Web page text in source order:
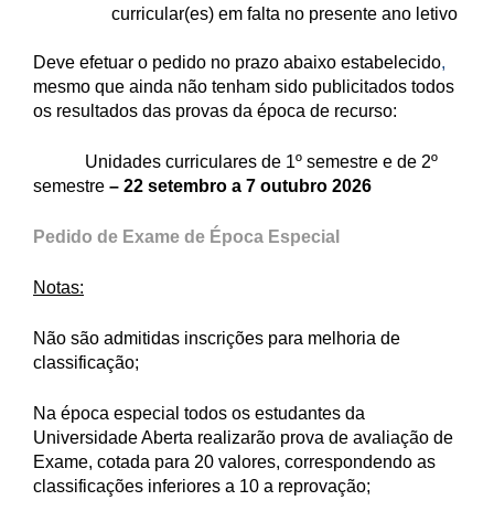
curricular(es) em falta no presente ano letivo
Deve efetuar o pedido no prazo abaixo estabelecido,
mesmo que ainda não tenham sido publicitados todos
os resultados das provas da época de recurso:
Unidades curriculares de 1ºsemestre e de 2º
semestre – 22 setembro a 7 outubro 2026
Pedido de Exame de Época Especial
Notas:
Não são admitidas inscrições para melhoria de
classificação;
Na época especial todos os estudantes da
Universidade Aberta realizarão prova de avaliação de
Exame, cotada para 20 valores, correspondendo as
classificações inferiores a 10 a reprovação;